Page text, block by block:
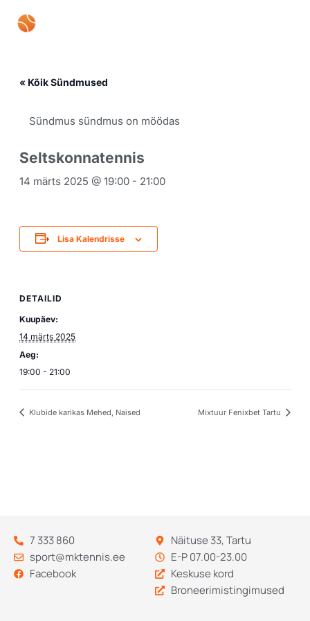
« Kõik Sündmused
Sündmus sündmus on möödas
Seltskonnatennis
14 märts 2025 @ 19:00 - 21:00
Lisa Kalendrisse
DETAILID
Kuupäev:
14 märts 2025
Aeg:
19:00 - 21:00
Klubide karikas Mehed, Naised Mixtuur Fenixbet Tartu
7 333 860
sport@mktennis.ee
Facebook
Näituse 33, Tartu
E-P 07.00-23.00
Keskuse kord
Broneerimistingimused